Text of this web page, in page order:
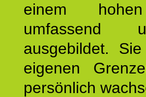
einem hohen
umfassend
ausgebildet.
eigenen
persönlich